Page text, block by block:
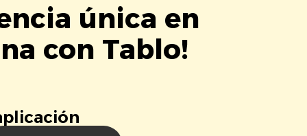
única en
con Tablo!